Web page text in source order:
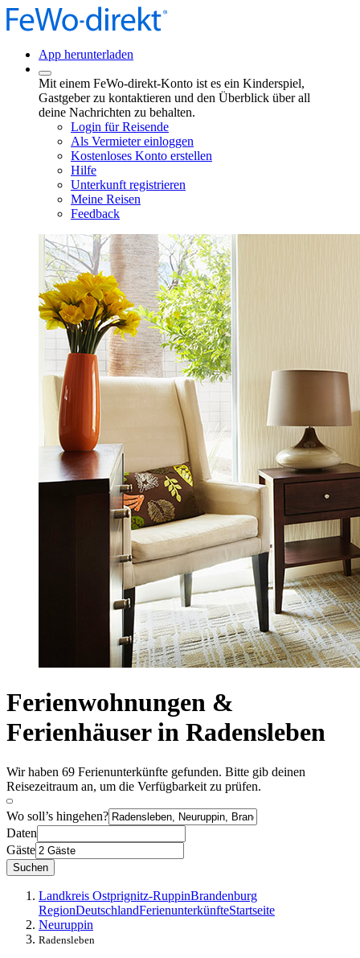
App herunterladen
Mit einem FeWo-direkt-Konto ist es ein Kinderspiel,
Gastgeber zu kontaktieren und den Überblick über all
deine Nachrichten zu behalten.
Login für Reisende
Als Vermieter einloggen
Kostenloses Konto erstellen
Hilfe
Unterkunft registrieren
Meine Reisen
Feedback
Ferienwohnungen &
Ferienhäuser in Radensleben
Wir haben 69 Ferienunterkünfte gefunden. Bitte gib deinen
Reisezeitraum an, um die Verfügbarkeit zu prüfen.
Wo soll’s hingehen?
Daten
Gäste
Suchen
Landkreis Ostprignitz-RuppinBrandenburg
RegionDeutschlandFerienunterkünfteStartseite
Neuruppin
Radensleben